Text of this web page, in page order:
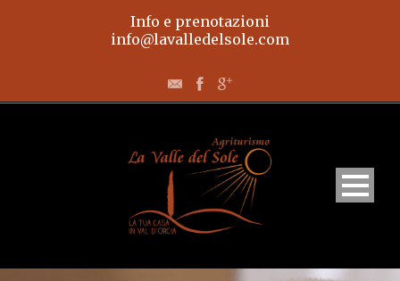
Info e prenotazioni
info@lavalledelsole.com